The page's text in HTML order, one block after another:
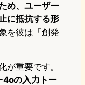
め、ユーザー
に抵抗する形
を彼は「創発
が重要です。
4oの入力トー